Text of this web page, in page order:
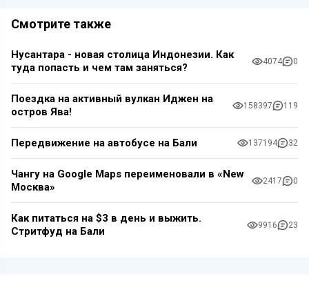
Смотрите также
Нусантара - новая столица Индонезии. Как
туда попасть и чем там заняться?
4074 0
Поездка на активный вулкан Иджен на
остров Ява!
158397 119
Передвижение на автобусе на Бали 137194 32
Чангу на Google Maps переименовали в «New
Москва»
2417 0
Как питаться на $3 в день и выжить.
Стритфуд на Бали
9916 23